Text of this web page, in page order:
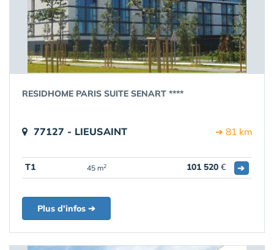
RESIDHOME PARIS SUITE SENART ****
77127 - LIEUSAINT ➔ 81 km
T1 45 m2 101 520 € ➔
Plus d'infos ➔